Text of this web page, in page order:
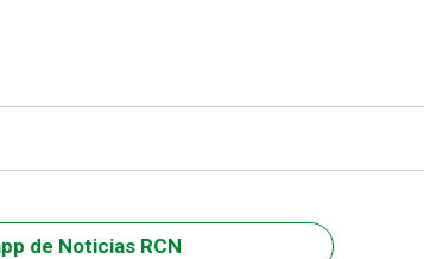
de Noticias RCN